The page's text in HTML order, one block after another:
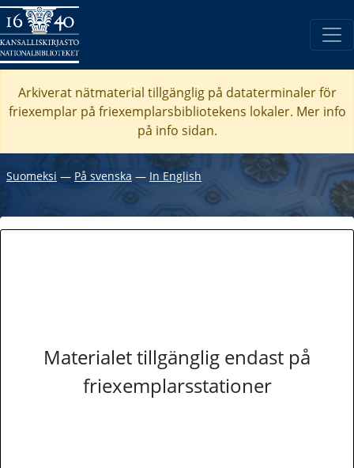
Arkiverat nätmaterial tillgänglig på dataterminaler för
friexemplar på friexemplarsbibliotekens lokaler. Mer info
på info sidan.
Suomeksi ― På svenska ― In English
Materialet tillgänglig endast på
friexemplarsstationer